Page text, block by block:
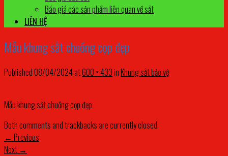
Báo giá các sản phẩm liên quan về sắt
LIÊN HỆ
Mẫu khung sắt chuồng cọp đẹp
Published08/04/2024at600 × 433inKhung sắt bảo vệ
Mẫu khung sắt chuồng cọp đẹp
Both comments and trackbacks are currently closed.
← Previous
Next →